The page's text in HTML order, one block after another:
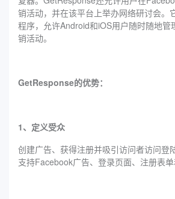
销活动，并在该平台上举办网络研讨会。
程序，允许Android和iOS用户随时随地管
销活动。
GetResponse的优势：
1、定义受众
创建广告、获得注册并吸引访问者访问登
支持Facebook广告、登录页面、注册表单